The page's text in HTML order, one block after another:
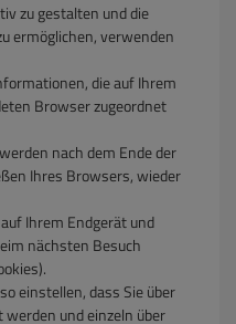
zu gestalten und die
ermöglichen, verwenden
die auf Ihrem
Browser zugeordnet
nach dem Ende der
Ihres Browsers, wieder
Ihrem Endgerät und
nächsten Besuch
dass Sie über
und einzeln über